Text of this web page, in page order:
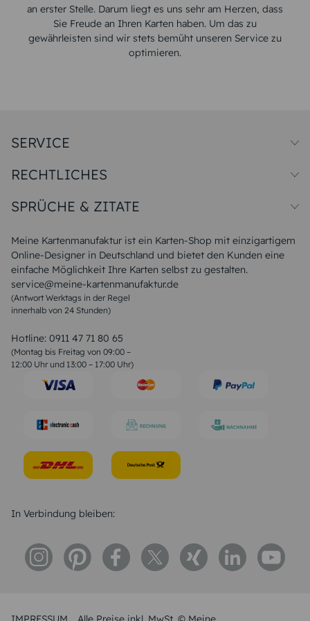
an erster Stelle. Darum liegt es uns sehr am Herzen, dass
Sie Freude an Ihren Karten haben. Um das zu
gewährleisten sind wir stets bemüht unseren Service zu
optimieren.
Meine Kartenmanufaktur ist ein Karten-Shop mit einzigartigem
Online-Designer in Deutschland und bietet den Kunden eine
einfache Möglichkeit Ihre Karten selbst zu gestalten.
service@meine-kartenmanufaktur.de
(Antwort Werktags in der Regel
innerhalb von 24 Stunden)
Hotline: 0911 47 71 80 65
(Montag bis Freitag von 09:00 –
12:00 Uhr und 13:00 – 17:00 Uhr)
SERVICE
Papiersorten
Unsere Produktion
Magazin
FAQ
RECHTLICHES
Widerrufsbelehrung
SPRÜCHE & ZITATE
Liebeskummer Sprüche
Sommer Sprüche
Muttertagssprüche
Sprüche zur Hochzeit
Sprüche zur Konfirmation & Kommunion
Weihnachtsgedichte
Liebessprüche
Geburtstagssprüche
Trauersprüche
Konfirmation Glückwünsche
In Verbindung bleiben: